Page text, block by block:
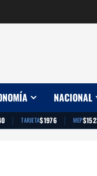
NACIONAL
| TARJETA$1976 | MEP